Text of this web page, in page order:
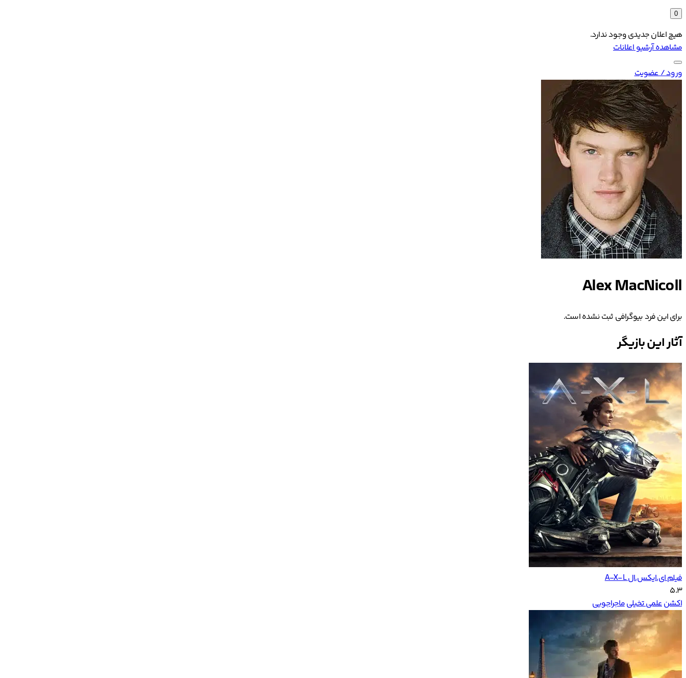
0
هیچ اعلان جدیدی وجود ندارد.
مشاهده آرشیو اعلانات
ورود / عضویت
Alex MacNicoll
برای این فرد بیوگرافی ثبت نشده است.
آثار این بازیگر
فیلم ای.ایکس.ال A-X-L
5.3
اکشنعلمی تخیلیماجراجویی